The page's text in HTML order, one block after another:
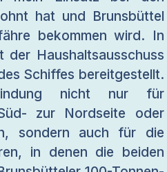
hat und Brunsbüttel
bekommen wird. In
der Haushaltsausschuss
Schiffes bereitgestellt.
nicht nur für
zur Nordseite oder
sondern auch für die
in denen die beiden